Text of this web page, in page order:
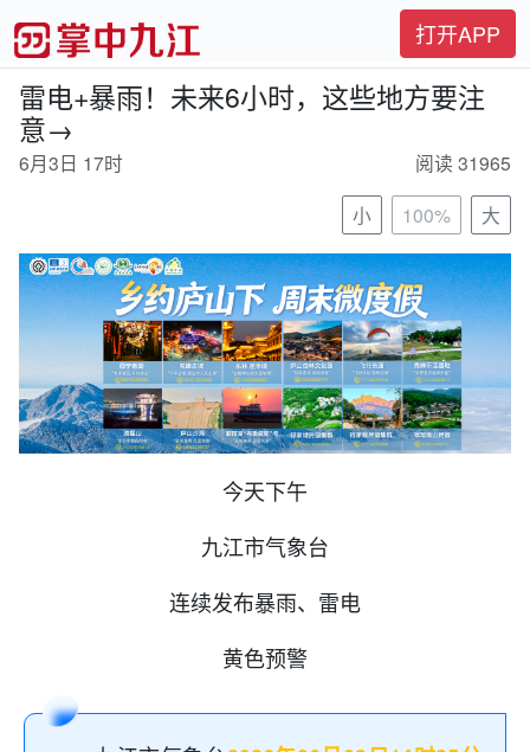
打开APP
雷电+暴雨！未来6小时，这些地方要注
意→
6月3日 17时
阅读 31965
小
100% 大
今天下午
九江市气象台
连续发布暴雨、雷电
黄色预警